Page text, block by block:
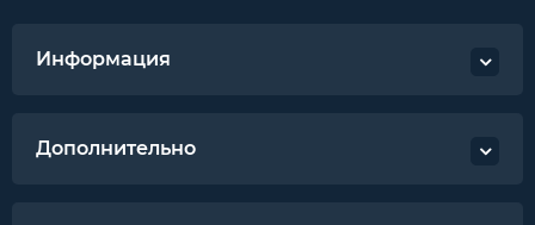
Информация
Дополнительно